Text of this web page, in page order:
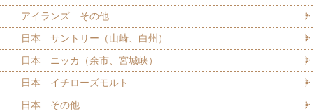
アイランズ その他
日本 サントリー（山崎、白州）
日本 ニッカ（余市、宮城峡）
日本 イチローズモルト
日本 その他